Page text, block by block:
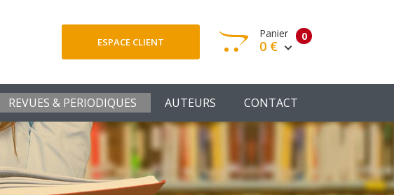
ESPACE CLIENT 0
Panier
0 €
Votre panier est vide
Votre Panier
REVUES & PERIODIQUES AUTEURS CONTACT